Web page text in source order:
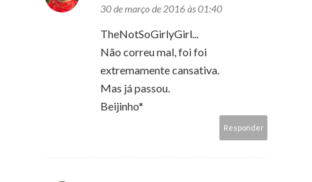
30 de março de 2016 às 01:40
TheNotSoGirlyGirl...
Não correu mal, foi foi
extremamente cansativa.
Mas já passou.
Beijinho*
Responder